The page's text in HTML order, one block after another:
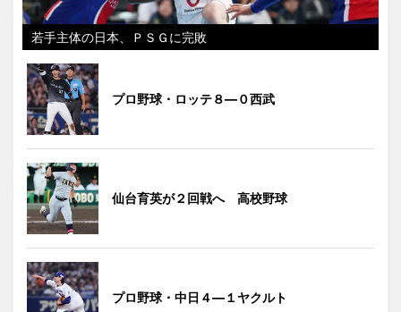
若手主体の日本、ＰＳＧに完敗
プロ野球・ロッテ８―０西武
仙台育英が２回戦へ 高校野球
プロ野球・中日４―１ヤクルト